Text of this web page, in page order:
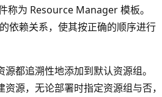
称为 Resource Manager 模板。
依赖关系，使其按正确的顺序进行
都追溯性地添加到默认资源组。
源，无论部署时指定资源组与否，